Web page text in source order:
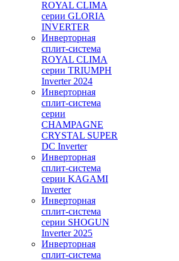
ROYAL CLIMA
серии GLORIA
INVERTER
Инверторная
сплит-система
ROYAL CLIMA
серии TRIUMPH
Inverter 2024
Инверторная
сплит-система
серии
CHAMPAGNE
CRYSTAL SUPER
DC Inverter
Инверторная
сплит-система
серии KAGAMI
Inverter
Инверторная
сплит-система
серии SHOGUN
Inverter 2025
Инверторная
сплит-система